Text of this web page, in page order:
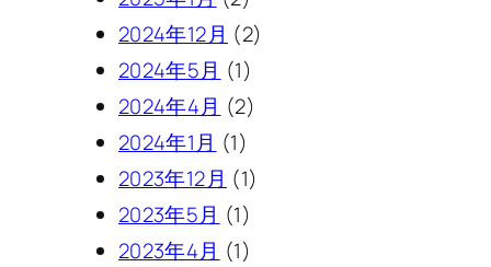
2024年12月 (2)
2024年5月 (1)
2024年4月 (2)
2024年1月 (1)
2023年12月 (1)
2023年5月 (1)
2023年4月 (1)